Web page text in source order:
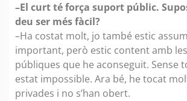
–El curt té força suport públic.
deu ser més fàcil?
–Ha costat molt, jo també estic
important, però estic content amb
públiques que he aconseguit. Sense
estat impossible. Ara bé, he tocat
privades i no s’han obert.